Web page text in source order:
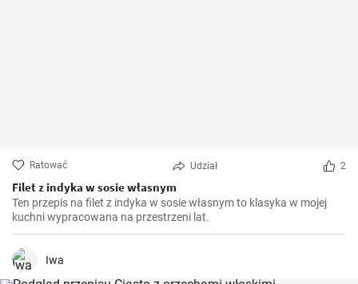
Ratować Udział 2
Filet z indyka w sosie własnym
Ten przepis na filet z indyka w sosie własnym to klasyka w mojej
kuchni wypracowana na przestrzeni lat.
Iwa